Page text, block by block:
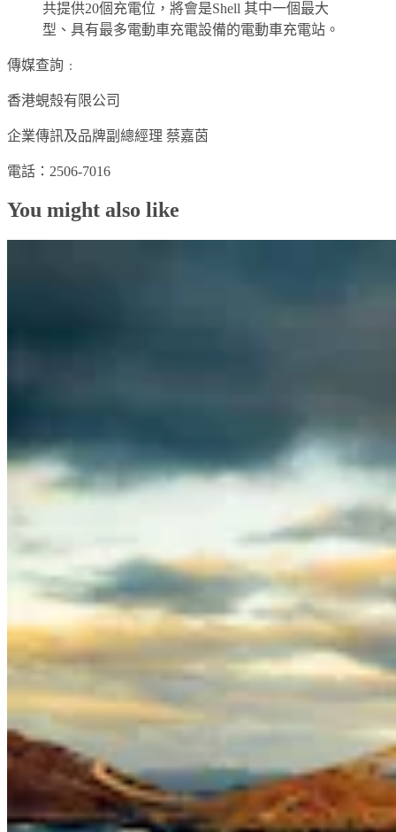
共提供20個充電位，將會是Shell 其中一個最大
型、具有最多電動車充電設備的電動車充電站。
傳媒查詢﹕
香港蜆殼有限公司
企業傳訊及品牌副總經理 蔡嘉茵
電話：2506-7016
You might also like